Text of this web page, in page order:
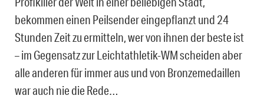
bekommen einen Peilsender eingepflanzt und 24
Stunden Zeit zu ermitteln, wer von ihnen der beste ist
– im Gegensatz zur Leichtathletik-WM scheiden aber
alle anderen für immer aus und von Bronzemedaillen
war auch nie die Rede…